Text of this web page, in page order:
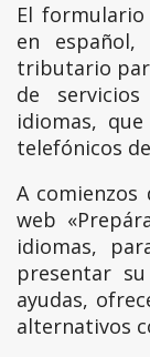
El
en
tributario
de
idiomas,
telefónicos
A comienzos
web
idiomas,
presentar
ayudas,
alternativos